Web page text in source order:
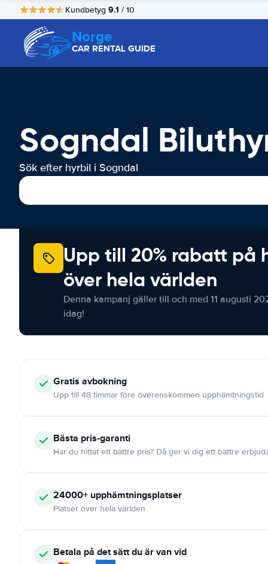
Kundbetyg 9.1 / 10
Norge
CAR RENTAL GUIDE
Sogndal
Sök efter hyrbil i Sogndal
Upp till 20% rabatt på
över hela världen
Denna kampanj gäller till och med 11 augusti
idag!
Gratis avbokning
Upp till 48 timmar före överenskommen upphämtningstid
Bästa pris-garanti
Har du hittat ett bättre pris? Då ger vi dig ett bättre
24000+ upphämtningsplatser
Platser över hela världen
Betala på det sätt du är van vid